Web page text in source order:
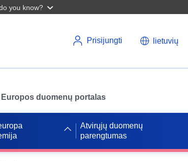
you know?
Prisijungti lietuvių
duomenų portalas
Atvirųjų duomenų
parengtumas